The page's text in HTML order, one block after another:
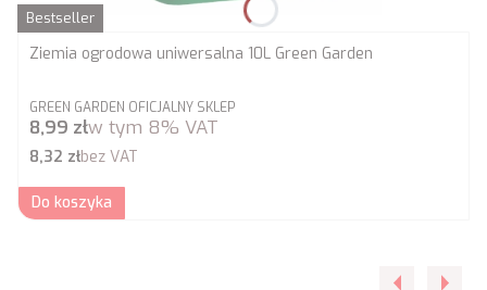
Bestseller
Ziemia ogrodowa uniwersalna 10L Green Garden
PRODUCENT
GREEN GARDEN OFICJALNY SKLEP
Cena brutto
8,99 złw tym 8% VAT
Cena netto
8,32 złbez VAT
Do koszyka